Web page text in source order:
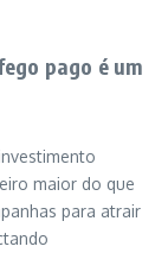
pago é um
maior do que
para atrair